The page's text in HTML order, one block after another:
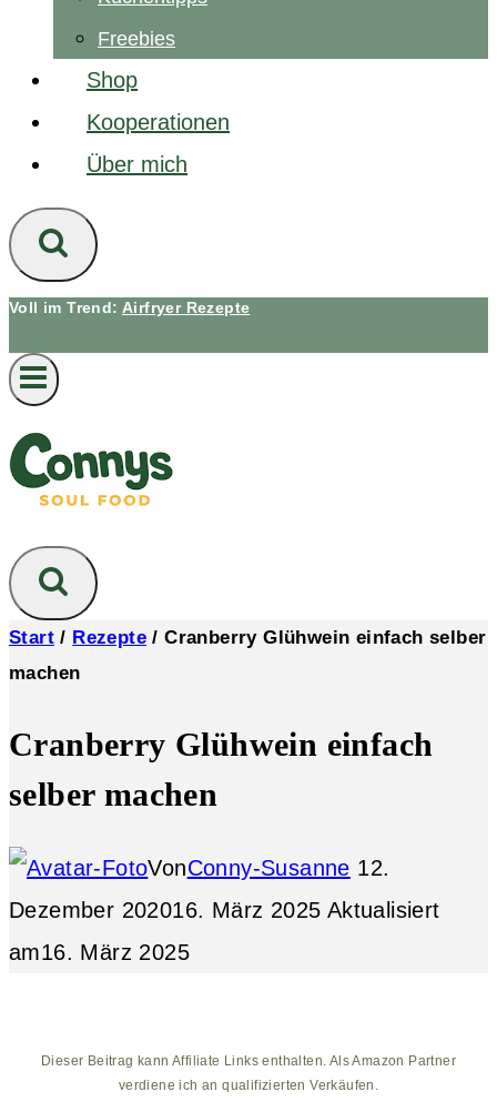
Freebies
Shop
Kooperationen
Über mich
Voll im Trend: Airfryer Rezepte
Start / Rezepte / Cranberry Glühwein einfach selber
machen
Cranberry Glühwein einfach
selber machen
VonConny-Susanne 12.
Dezember 202016. März 2025 Aktualisiert
am16. März 2025
Dieser Beitrag kann Affiliate Links enthalten. Als Amazon Partner
verdiene ich an qualifizierten Verkäufen.